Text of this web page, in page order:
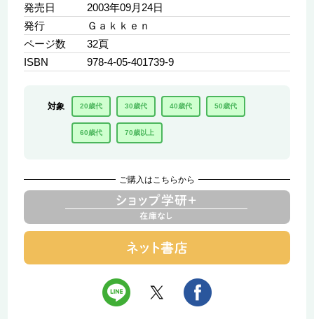
発売日
2003年09月24日
発行
Ｇａｋｋｅｎ
ページ数
32頁
ISBN
978-4-05-401739-9
対象 20歳代 30歳代 40歳代 50歳代
60歳代 70歳以上
ご購入はこちらから